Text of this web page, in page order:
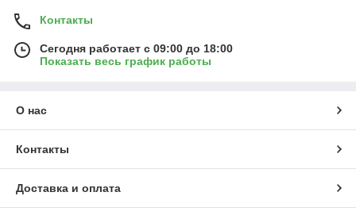
Контакты
Сегодня работает с 09:00 до 18:00
Показать весь график работы
О нас
Контакты
Доставка и оплата